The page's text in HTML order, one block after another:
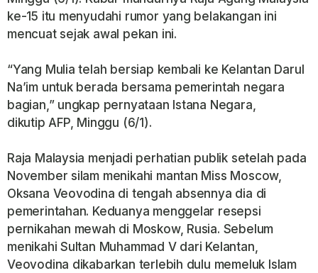
ke-15 itu menyudahi rumor yang belakangan ini
mencuat sejak awal pekan ini.
“Yang Mulia telah bersiap kembali ke Kelantan Darul
Na’im untuk berada bersama pemerintah negara
bagian,” ungkap pernyataan Istana Negara,
dikutip AFP, Minggu (6/1).
Raja Malaysia menjadi perhatian publik setelah pada
November silam menikahi mantan Miss Moscow,
Oksana Veovodina di tengah absennya dia di
pemerintahan. Keduanya menggelar resepsi
pernikahan mewah di Moskow, Rusia. Sebelum
menikahi Sultan Muhammad V dari Kelantan,
Veovodina dikabarkan terlebih dulu memeluk Islam